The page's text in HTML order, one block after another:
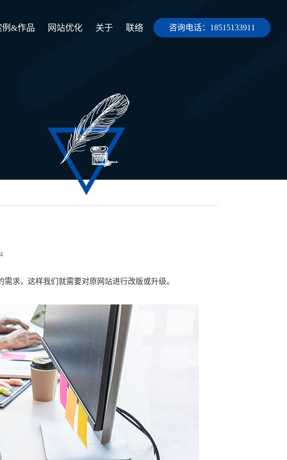
咨询电话：18515133911
例&作品 网站优化 关于 联络
求，这样我们就需要对原网站进行改版或升级。